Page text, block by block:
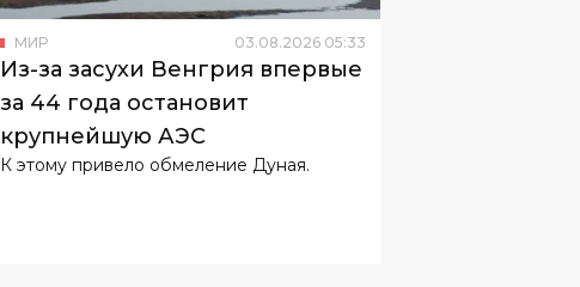
МИР 03.08.2026 05:33
Из-за засухи Венгрия впервые
за 44 года остановит
крупнейшую АЭС
К этому привело обмеление Дуная.